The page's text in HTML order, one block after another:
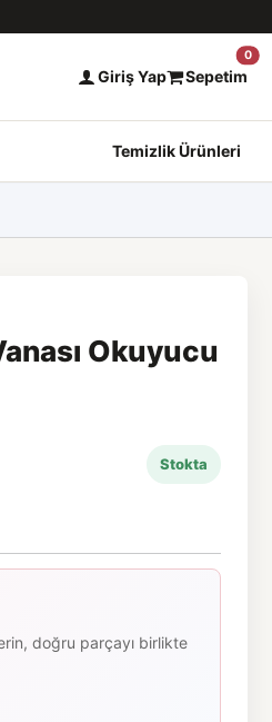
Giriş Yap Sepetim
0
Temizlik Ürünleri
Okuyucu
Stokta
doğru parçayı birlikte